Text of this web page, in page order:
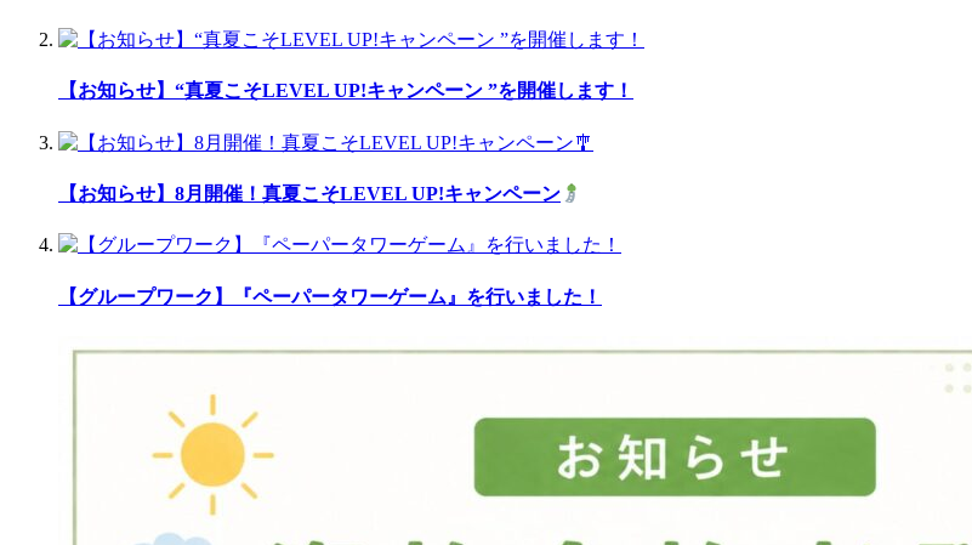
【お知らせ】“真夏こそLEVEL UP!キャンペーン ”を開催します！
【お知らせ】8月開催！真夏こそLEVEL UP!キャンペーン
【グループワーク】『ペーパータワーゲーム』を行いました！